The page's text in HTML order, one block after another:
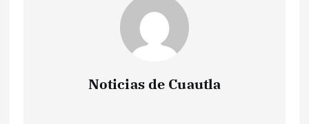
Noticias de Cuautla